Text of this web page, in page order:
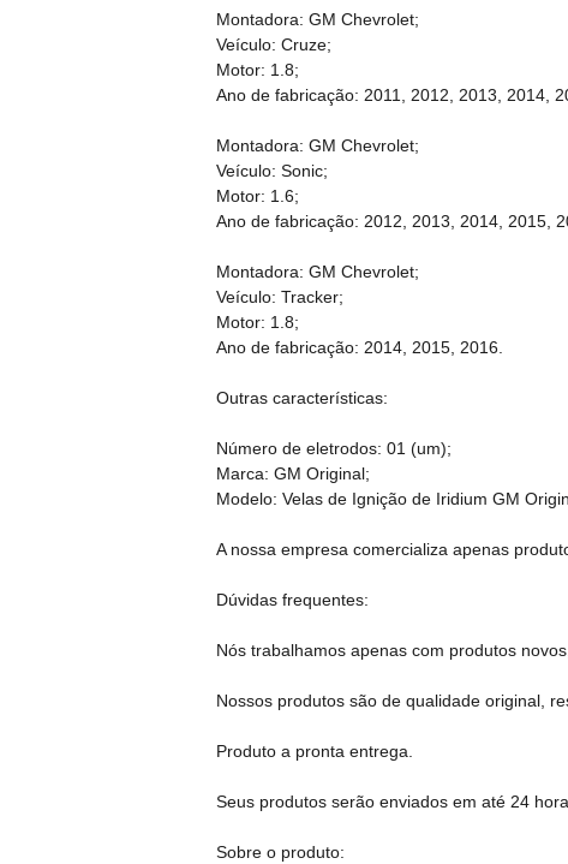
Montadora: GM Chevrolet;
Veículo: Cruze;
Motor: 1.8;
Ano de fabricação: 2011, 2012, 2013, 2014,
Montadora: GM Chevrolet;
Veículo: Sonic;
Motor: 1.6;
Ano de fabricação: 2012, 2013, 2014, 2015,
Montadora: GM Chevrolet;
Veículo: Tracker;
Motor: 1.8;
Ano de fabricação: 2014, 2015, 2016.
Outras características:
Número de eletrodos: 01 (um);
Marca: GM Original;
Modelo: Velas de Ignição de Iridium GM
A nossa empresa comercializa apenas
Dúvidas frequentes:
Nós trabalhamos apenas com produtos
Nossos produtos são de qualidade original,
Produto a pronta entrega.
Seus produtos serão enviados em até 24
Sobre o produto: